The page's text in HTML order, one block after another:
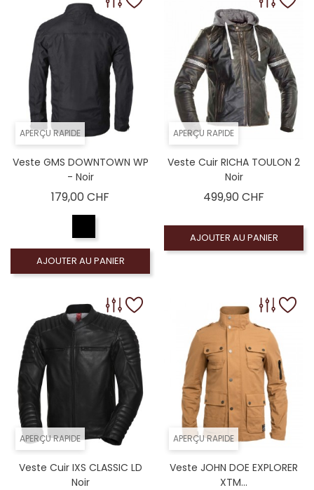
APERÇU RAPIDE
Veste GMS DOWNTOWN WP
- Noir
179,00 CHF
AJOUTER AU PANIER
APERÇU RAPIDE
Veste Cuir RICHA TOULON 2
Noir
499,90 CHF
AJOUTER AU PANIER
APERÇU RAPIDE
Veste Cuir IXS CLASSIC LD
Noir
APERÇU RAPIDE
Veste JOHN DOE EXPLORER
XTM...